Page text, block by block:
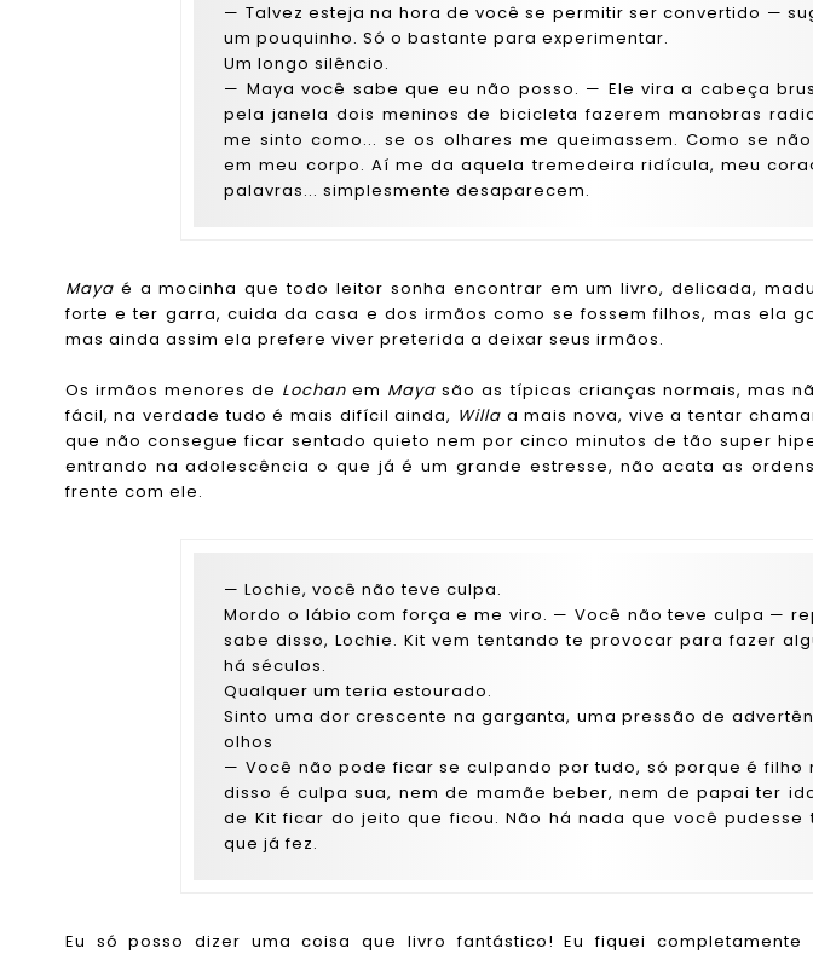
— Talvez esteja na hora de você se permitir ser convertido —
um pouquinho. Só o bastante para experimentar.
Um longo silêncio.
— Maya você sabe que eu não posso. — Ele vira a cabeça
pela janela dois meninos de bicicleta fazerem manobras
me sinto como... se os olhares me queimassem. Como se
em meu corpo. Aí me da aquela tremedeira ridícula, meu
palavras... simplesmente desaparecem.
Maya é a mocinha que todo leitor sonha encontrar em um livro, delicada,
forte e ter garra, cuida da casa e dos irmãos como se fossem filhos, mas ela
mas ainda assim ela prefere viver preterida a deixar seus irmãos.
Os irmãos menores de Lochanem Mayasão as típicas crianças normais, mas
fácil, na verdade tudo é mais difícil ainda, Willa a mais nova, vive a tentar
que não consegue ficar sentado quieto nem por cinco minutos de tão super
entrando na adolescência o que já é um grande estresse, não acata as
frente com ele.
— Lochie, você não teve culpa.
Mordo o lábio com força e me viro. — Você não teve culpa —
sabe disso, Lochie. Kit vem tentando te provocar para fazer
há séculos.
Qualquer um teria estourado.
Sinto uma dor crescente na garganta, uma pressão de
olhos
— Você não pode ficar se culpando por tudo, só porque é filho
disso é culpa sua, nem de mamãe beber, nem de papai ter
de Kit ficar do jeito que ficou. Não há nada que você pudesse
que já fez.
Eu só posso dizer uma coisa que livro fantástico! Eu fiquei